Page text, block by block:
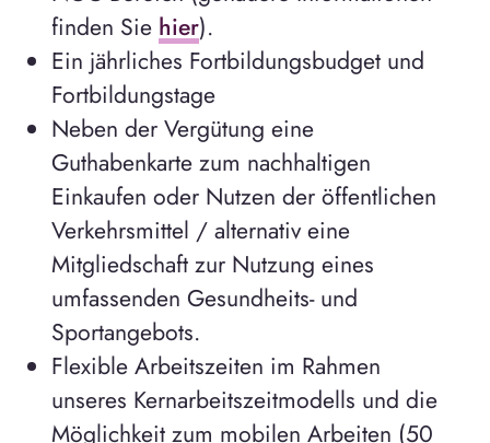
finden Sie hier).
Ein jährliches Fortbildungsbudget und
Fortbildungstage
Neben der Vergütung eine
Guthabenkarte zum nachhaltigen
Einkaufen oder Nutzen der öffentlichen
Verkehrsmittel / alternativ eine
Mitgliedschaft zur Nutzung eines
umfassenden Gesundheits- und
Sportangebots.
Flexible Arbeitszeiten im Rahmen
unseres Kernarbeitszeitmodells und die
Möglichkeit zum mobilen Arbeiten (50